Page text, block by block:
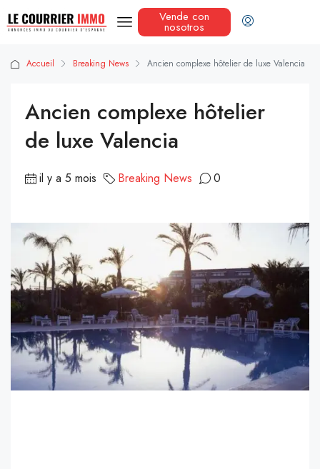
Vende con
nosotros
Accueil Breaking News Ancien complexe hôtelier de luxe Valencia
Ancien complexe hôtelier
de luxe Valencia
il y a 5 mois Breaking News 0